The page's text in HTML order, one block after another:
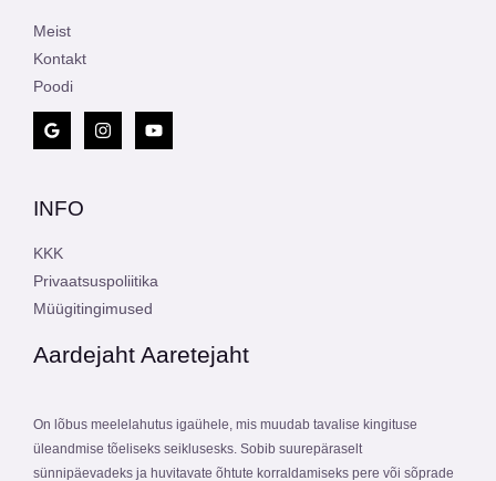
Meist
Kontakt
Poodi
INFO
KKK
Privaatsuspoliitika
Müügitingimused
Aardejaht Aaretejaht
On lõbus meelelahutus igaühele, mis muudab tavalise kingituse
üleandmise tõeliseks seiklusesks. Sobib suurepäraselt
sünnipäevadeks ja huvitavate õhtute korraldamiseks pere või sõprade